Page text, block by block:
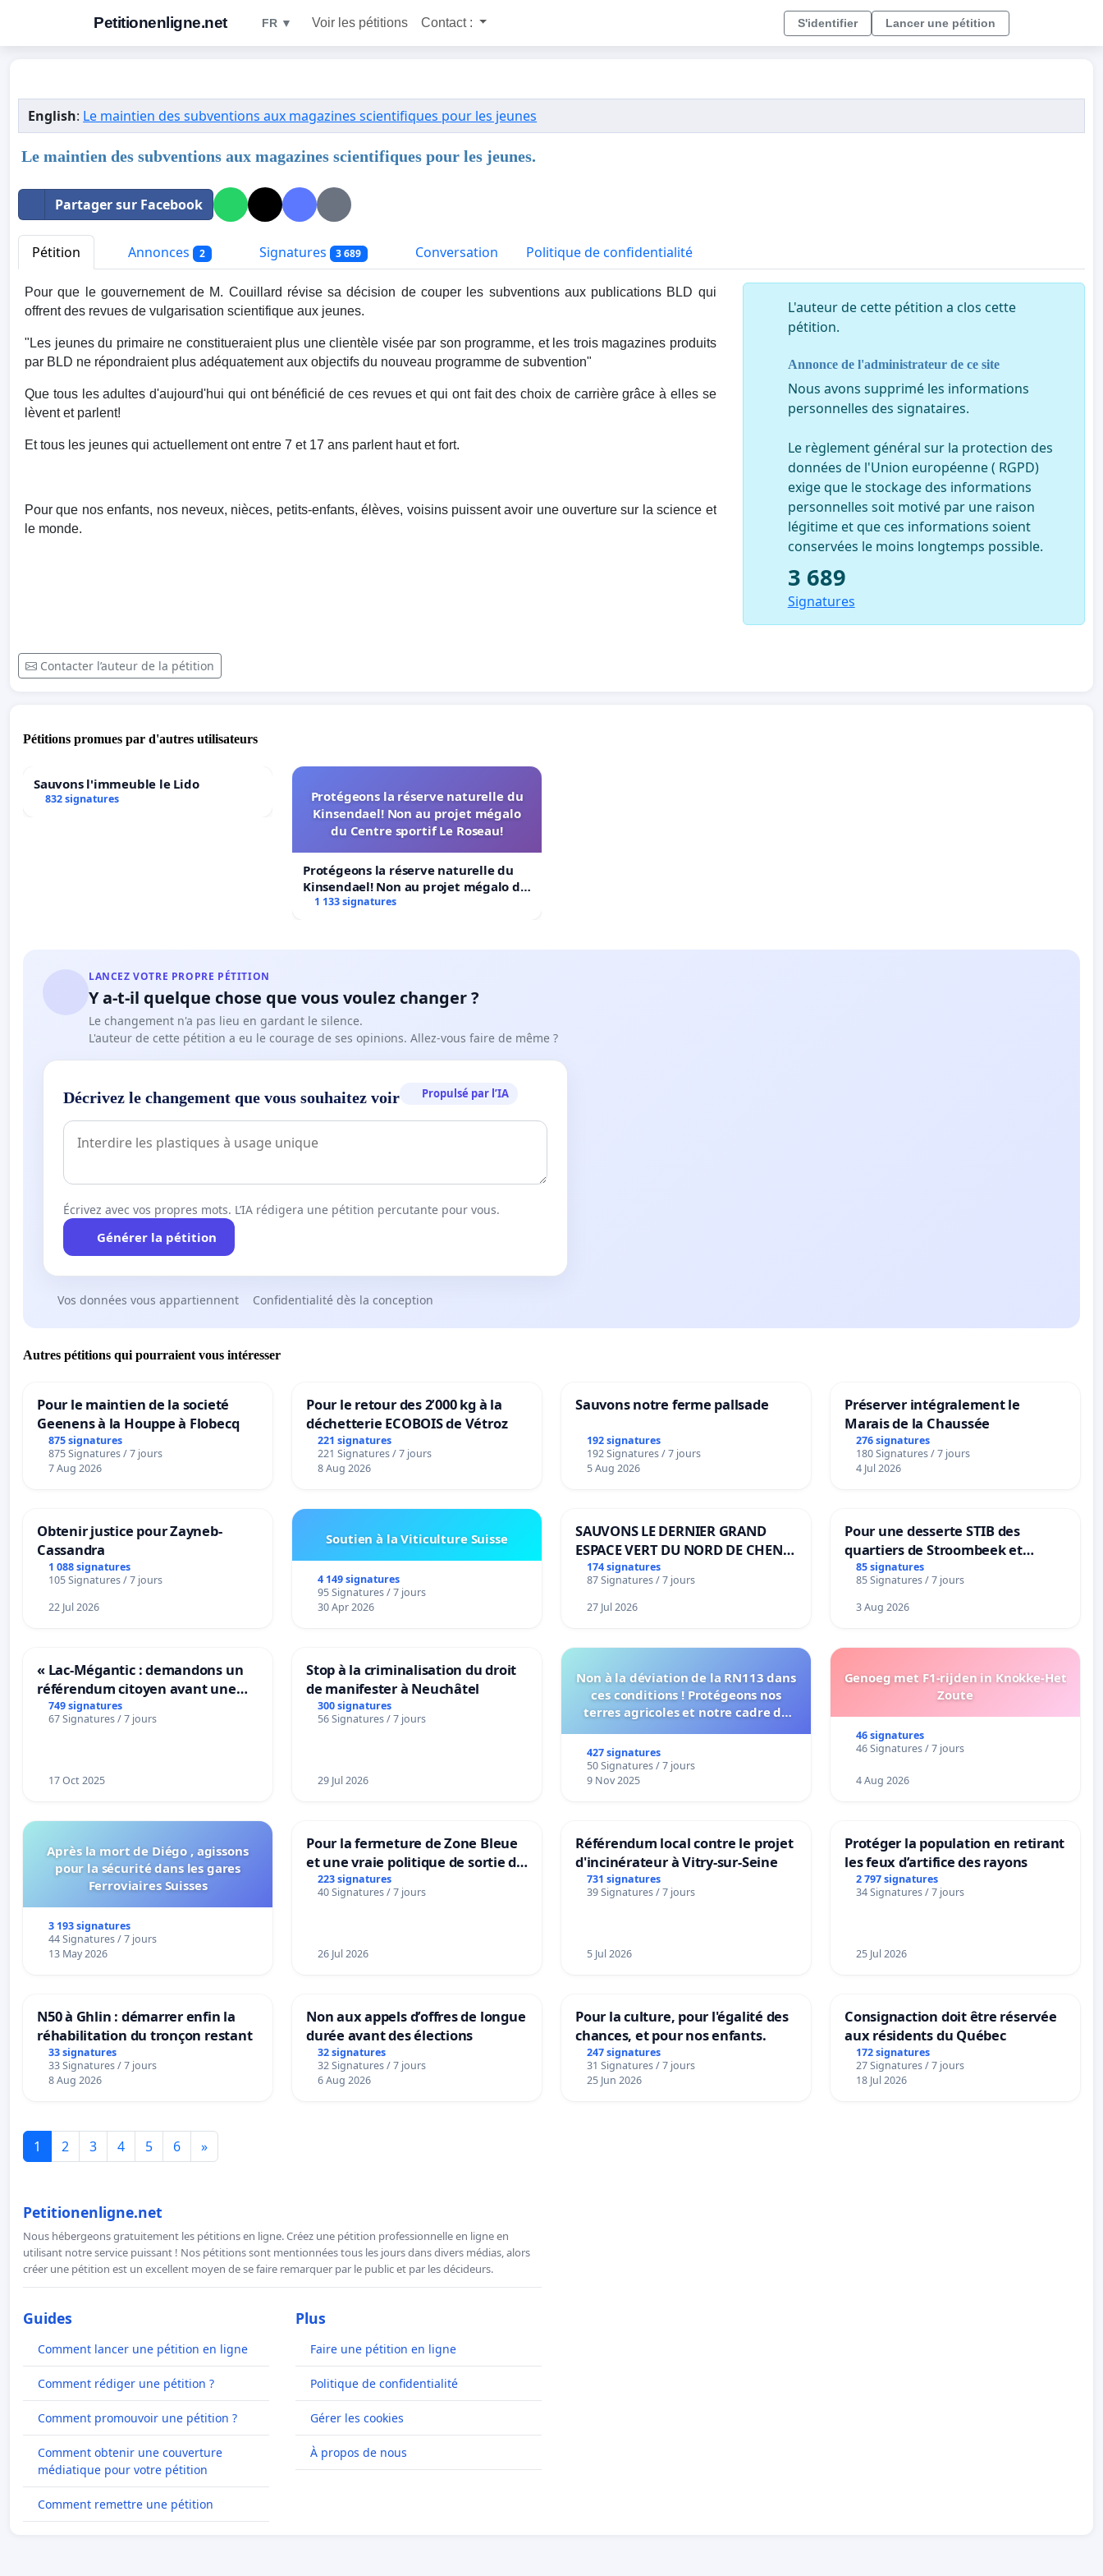
Petitionenligne.net FR ▼ Voir les pétitions Contact : S'identifier Lancer une pétition
English: Le maintien des subventions aux magazines scientifiques pour les jeunes
Le maintien des subventions aux magazines scientifiques pour les jeunes.
Partager sur Facebook
Pétition Annonces 2 Signatures 3 689 Conversation Politique de confidentialité
Pour que le gouvernement de M. Couillard révise sa décision de couper les subventions aux publications BLD qui
offrent des revues de vulgarisation scientifique aux jeunes.
"Les jeunes du primaire ne constitueraient plus une clientèle visée par son programme, et les trois magazines produits
par BLD ne répondraient plus adéquatement aux objectifs du nouveau programme de subvention"
Que tous les adultes d'aujourd'hui qui ont bénéficié de ces revues et qui ont fait des choix de carrière grâce à elles se
lèvent et parlent!
Et tous les jeunes qui actuellement ont entre 7 et 17 ans parlent haut et fort.
Pour que nos enfants, nos neveux, nièces, petits-enfants, élèves, voisins puissent avoir une ouverture sur la science et
le monde.
Contacter l’auteur de la pétition
L'auteur de cette pétition a clos cette
pétition.
Annonce de l'administrateur de ce site
Nous avons supprimé les informations
personnelles des signataires.
Le règlement général sur la protection des
données de l'Union européenne ( RGPD)
exige que le stockage des informations
personnelles soit motivé par une raison
légitime et que ces informations soient
conservées le moins longtemps possible.
3 689
Signatures
Pétitions promues par d'autres utilisateurs
Sauvons l'immeuble le Lido
832 signatures
Protégeons la réserve naturelle du
Kinsendael! Non au projet mégalo
du Centre sportif Le Roseau!
Protégeons la réserve naturelle du
Kinsendael! Non au projet mégalo du
Centre sportif Le Roseau!
1 133 signatures
LANCEZ VOTRE PROPRE PÉTITION
Y a-t-il quelque chose que vous voulez changer ?
Le changement n'a pas lieu en gardant le silence.
L'auteur de cette pétition a eu le courage de ses opinions. Allez-vous faire de même ?
Décrivez le changement que vous souhaitez voir Propulsé par l’IA
Écrivez avec vos propres mots. L’IA rédigera une pétition percutante pour vous.
Générer la pétition
Vos données vous appartiennent Confidentialité dès la conception
Autres pétitions qui pourraient vous intéresser
Pour le maintien de la societé
Geenens à la Houppe à Flobecq
875 signatures
875 Signatures / 7 jours
7 Aug 2026
Pour le retour des 2’000 kg à la
déchetterie ECOBOIS de Vétroz
221 signatures
221 Signatures / 7 jours
8 Aug 2026
Sauvons notre ferme pallsade
192 signatures
192 Signatures / 7 jours
5 Aug 2026
Préserver intégralement le
Marais de la Chaussée
276 signatures
180 Signatures / 7 jours
4 Jul 2026
Obtenir justice pour Zayneb-
Cassandra
1 088 signatures
105 Signatures / 7 jours
22 Jul 2026
Soutien à la Viticulture Suisse
4 149 signatures
95 Signatures / 7 jours
30 Apr 2026
SAUVONS LE DERNIER GRAND
ESPACE VERT DU NORD DE CHENE-
BOUGERIES
174 signatures
87 Signatures / 7 jours
27 Jul 2026
Pour une desserte STIB des
quartiers de Stroombeek et
Beauval - Voor een MIVB-
bediening van de wijken
Strombeek en Het Voor
85 signatures
85 Signatures / 7 jours
3 Aug 2026
« Lac-Mégantic : demandons un
référendum citoyen avant une
transformation irréversible de
notre territoire »
749 signatures
67 Signatures / 7 jours
17 Oct 2025
Stop à la criminalisation du droit
de manifester à Neuchâtel
300 signatures
56 Signatures / 7 jours
29 Jul 2026
Non à la déviation de la RN113 dans
ces conditions ! Protégeons nos
terres agricoles et notre cadre de
427 signatures
50 Signatures / 7 jours
9 Nov 2025
Genoeg met F1-rijden in Knokke-Het
Zoute
46 signatures
46 Signatures / 7 jours
4 Aug 2026
Après la mort de Diégo , agissons
pour la sécurité dans les gares
Ferroviaires Suisses
3 193 signatures
44 Signatures / 7 jours
13 May 2026
Pour la fermeture de Zone Bleue
et une vraie politique de sortie de
la dépendance
223 signatures
40 Signatures / 7 jours
26 Jul 2026
Référendum local contre le projet
d'incinérateur à Vitry-sur-Seine
731 signatures
39 Signatures / 7 jours
5 Jul 2026
Protéger la population en retirant
les feux d’artifice des rayons
2 797 signatures
34 Signatures / 7 jours
25 Jul 2026
N50 à Ghlin : démarrer enfin la
réhabilitation du tronçon restant
33 signatures
33 Signatures / 7 jours
8 Aug 2026
Non aux appels d’offres de longue
durée avant des élections
32 signatures
32 Signatures / 7 jours
6 Aug 2026
Pour la culture, pour l'égalité des
chances, et pour nos enfants.
247 signatures
31 Signatures / 7 jours
25 Jun 2026
Consignaction doit être réservée
aux résidents du Québec
172 signatures
27 Signatures / 7 jours
18 Jul 2026
1 2 3 4 5 6 »
Petitionenligne.net
Nous hébergeons gratuitement les pétitions en ligne. Créez une pétition professionnelle en ligne en
utilisant notre service puissant ! Nos pétitions sont mentionnées tous les jours dans divers médias, alors
créer une pétition est un excellent moyen de se faire remarquer par le public et par les décideurs.
Guides
Comment lancer une pétition en ligne
Comment rédiger une pétition ?
Comment promouvoir une pétition ?
Comment obtenir une couverture
médiatique pour votre pétition
Comment remettre une pétition
Plus
Faire une pétition en ligne
Politique de confidentialité
Gérer les cookies
À propos de nous